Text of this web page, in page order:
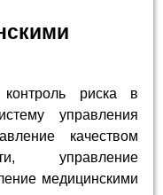
риска в
управления
качеством
управление
медицинскими